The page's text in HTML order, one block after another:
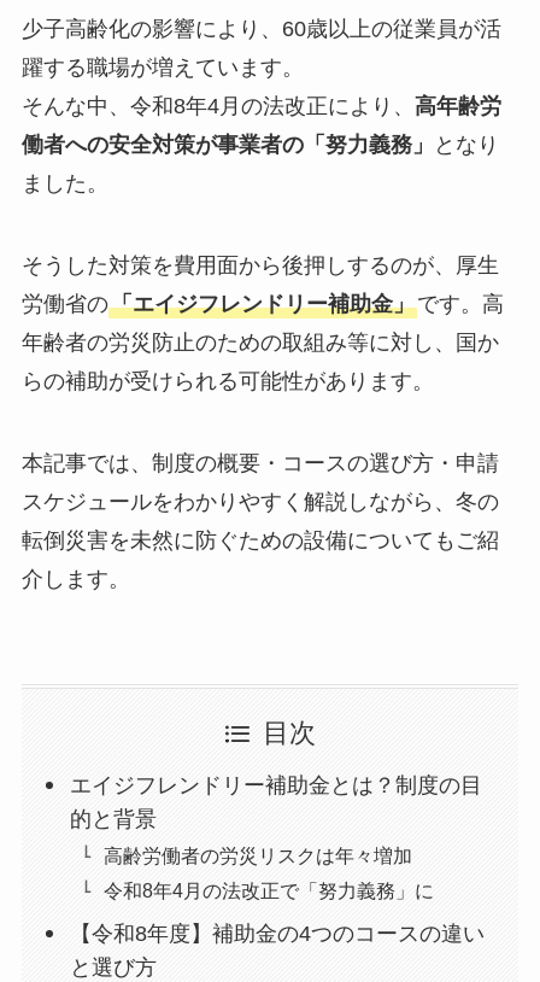
少子高齢化の影響により、60歳以上の従業員が活
躍する職場が増えています。
そんな中、令和8年4月の法改正により、 高年齢労
働者への安全対策が事業者の「努力義務」
となり
ました。
そうした対策を費用面から後押しするのが、厚生
労働省の「エイジフレンドリー補助金」です。高
年齢者の労災防止のための取組み等に対し、国か
らの補助が受けられる可能性があります。
本記事では、制度の概要・コースの選び方・申請
スケジュールをわかりやすく解説しながら、冬の
転倒災害を未然に防ぐための設備についてもご紹
介します。
目次
エイジフレンドリー補助金とは？制度の目
的と背景
高齢労働者の労災リスクは年々増加
令和8年4月の法改正で「努力義務」に
【令和8年度】補助金の4つのコースの違い
と選び方